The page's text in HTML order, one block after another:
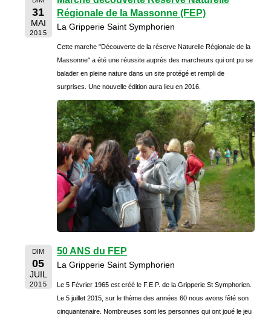
31
MAI
2015
Régionale de la Massonne (FEP)
La Gripperie Saint Symphorien
Cette marche "Découverte de la réserve Naturelle Régionale de la
Massonne" a été une réussite auprès des marcheurs qui ont pu se
balader en pleine nature dans un site protégé et rempli de
surprises. Une nouvelle édition aura lieu en 2016.
DIM
05
JUIL
2015
50 ANS du FEP
La Gripperie Saint Symphorien
Le 5 Février 1965 est créé le F.E.P. de la Gripperie St Symphorien.
Le 5 juillet 2015, sur le thème des années 60 nous avons fêté son
cinquantenaire. Nombreuses sont les personnes qui ont joué le jeu